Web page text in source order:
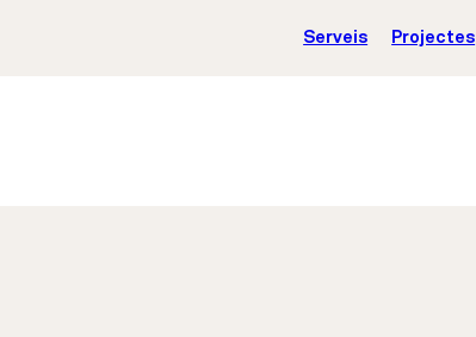
Serveis Projectes